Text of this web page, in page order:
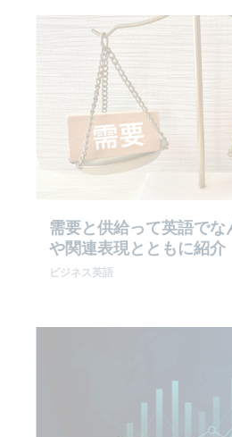
需要と供給って英語でな
や関連表現とともに紹介
ビジネス英語